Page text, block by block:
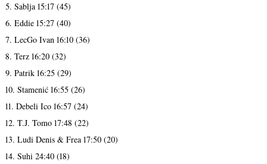
5. Sablja 15:17 (45)
6. Eddie 15:27 (40)
7. LecGo Ivan 16:10 (36)
8. Terz 16:20 (32)
9. Patrik 16:25 (29)
10. Stamenić 16:55 (26)
11. Debeli Ico 16:57 (24)
12. T.J. Tomo 17:48 (22)
13. Ludi Denis & Frea 17:50 (20)
14. Suhi 24:40 (18)